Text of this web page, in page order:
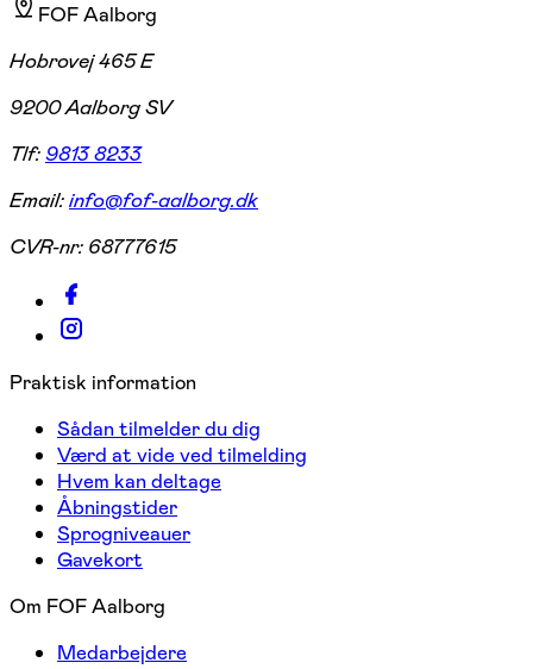
FOF Aalborg
Hobrovej 465 E
9200 Aalborg SV
Tlf:9813 8233
Email:info@fof-aalborg.dk
CVR-nr: 68777615
Praktisk information
Sådan tilmelder du dig
Værd at vide ved tilmelding
Hvem kan deltage
Åbningstider
Sprogniveauer
Gavekort
Om FOF Aalborg
Medarbejdere